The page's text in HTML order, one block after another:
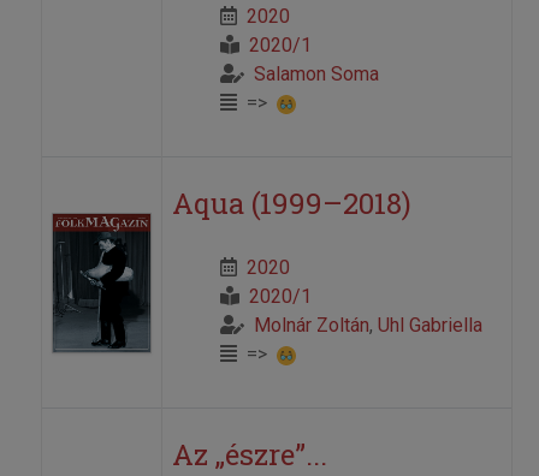
2020
2020/1
Salamon Soma
=>
Aqua (1999–2018)
2020
2020/1
Molnár Zoltán, Uhl Gabriella
=>
Az „észre”...